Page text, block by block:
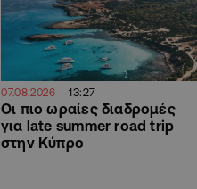
07.08.2026 13:27
Οι πιο ωραίες διαδρομές
για late summer road trip
στην Κύπρο